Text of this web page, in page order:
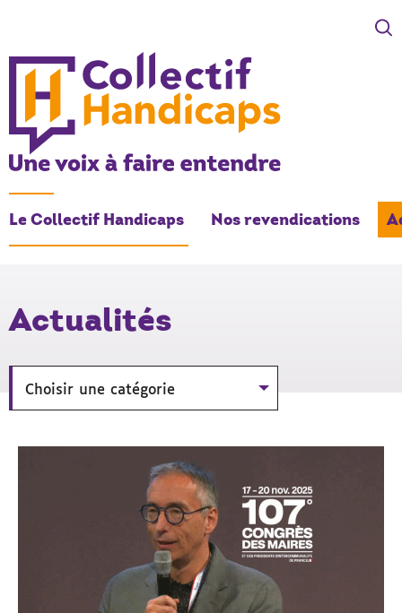
COLLECTIF HANDICAPS
Une voix à faire entendre
Le Collectif Handicaps Nos revendications
-
Actualités